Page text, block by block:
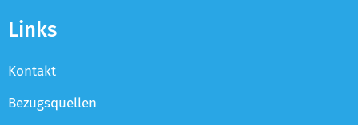
Links
Kontakt
Bezugsquellen